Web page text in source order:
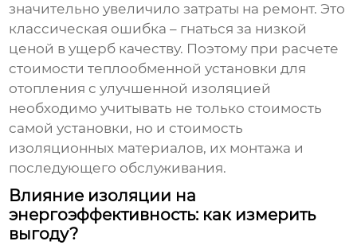
значительно увеличило затраты на ремонт. Это
классическая ошибка – гнаться за низкой
ценой в ущерб качеству. Поэтому при расчете
стоимоститеплообменной установки для
отопления с улучшенной изоляцией
необходимо учитывать не только стоимость
самой установки, но и стоимость
изоляционных материалов, их монтажа и
последующего обслуживания.
Влияние изоляции на
энергоэффективность: как измерить
выгоду?